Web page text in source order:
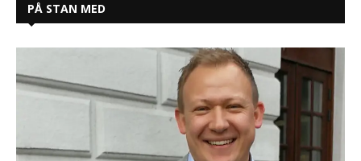
PÅ STAN MED